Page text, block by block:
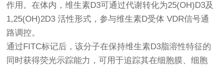
作用。在体内，维生素D3可通过代谢转化为25(OH)D3及
1,25(OH)2D3 活性形式，参与维生素D受体 VDR信号通
路调控。
通过FITC标记后，该分子在保持维生素D3脂溶性特征的
同时获得荧光示踪能力，可用于追踪其在细胞膜、细胞